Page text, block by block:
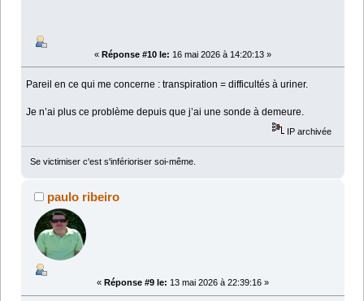
« Réponse #10 le: 16 mai 2026 à 14:20:13 »
Pareil en ce qui me concerne : transpiration = difficultés à uriner.
Je n’ai plus ce problème depuis que j’ai une sonde à demeure.
IP archivée
Se victimiser c'est s'inférioriser soi-même.
paulo ribeiro
« Réponse #9 le: 13 mai 2026 à 22:39:16 »